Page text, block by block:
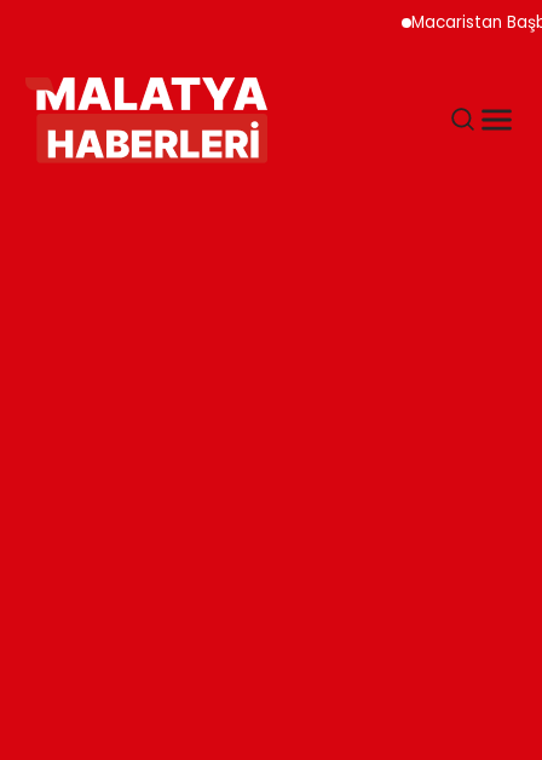
Macaristan Başbakanı